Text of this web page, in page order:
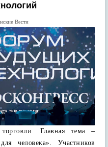
Вести
Главная тема –
человека». Участников